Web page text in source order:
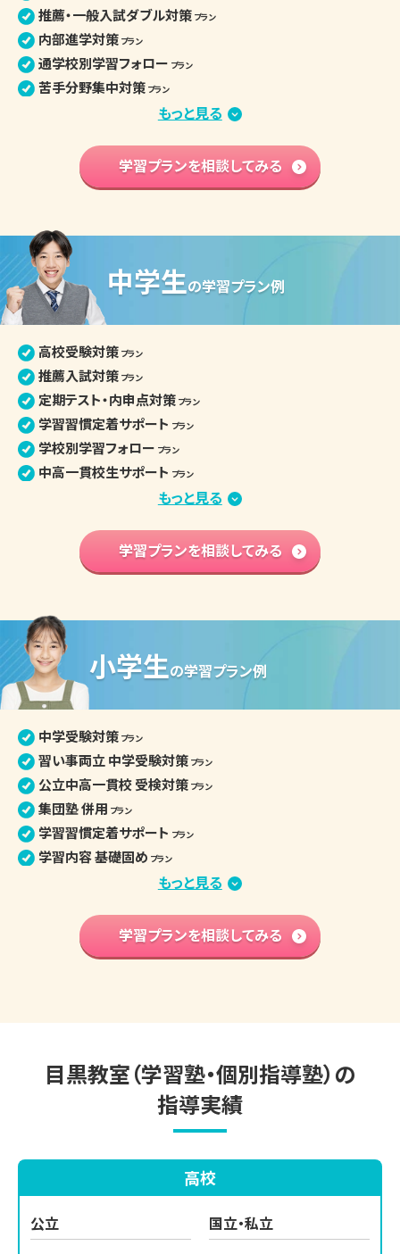
推薦・一般入試ダブル対策 プラン
内部進学対策 プラン
通学校別学習フォロー プラン
苦手分野集中対策 プラン
定期テスト・評定対策プラン
部活との両立 プラン
学習内容 基礎固めプラン
高校入学準備プラン
高校生の個別指導詳細
もっと見る
学習プランを相談してみる
中学生の学習プラン例
高校受験対策 プラン
推薦入試対策 プラン
定期テスト・内申点対策 プラン
学習習慣定着サポート プラン
学校別学習フォロー プラン
中高一貫校生サポート プラン
学習内容 基礎固め プラン
英語資格検定対策プラン
高校学習先取りプラン
中学生の個別指導詳細
もっと見る
学習プランを相談してみる
小学生の学習プラン例
中学受験対策 プラン
習い事両立 中学受験対策 プラン
公立中高一貫校 受検対策 プラン
集団塾 併用 プラン
学習習慣定着サポート プラン
学習内容 基礎固め プラン
苦手克服 習い事両立プラン
中学先取り学習プラン
英語検定対策プラン
もっと見る
学習プランを相談してみる
目黒教室（学習塾・個別指導塾）の
指導実績
高校
公立 国立・私立